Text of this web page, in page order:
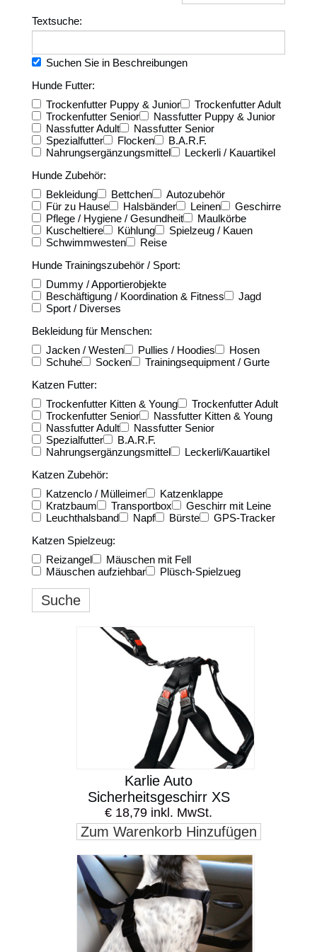
Textsuche:
Suchen Sie in Beschreibungen
Hunde Futter:
Trockenfutter Puppy & Junior
Trockenfutter Adult
Trockenfutter Senior
Nassfutter Puppy & Junior
Nassfutter Adult
Nassfutter Senior
Spezialfutter
Flocken
B.A.R.F.
Nahrungsergänzungsmittel
Leckerli / Kauartikel
Hunde Zubehör:
Bekleidung
Bettchen
Autozubehör
Für zu Hause
Halsbänder Leinen
Geschirre
Pflege / Hygiene / Gesundheit
Maulkörbe
Kuscheltiere
Kühlung
Spielzeug / Kauen
Schwimmwesten
Reise
Hunde Trainingszubehör / Sport:
Dummy / Apportierobjekte
Beschäftigung / Koordination & Fitness
Jagd
Sport / Diverses
Bekleidung für Menschen:
Jacken / Westen
Pullies / Hoodies
Hosen
Schuhe
Socken
Trainingsequipment / Gurte
Katzen Futter:
Trockenfutter Kitten & Young
Trockenfutter Adult
Trockenfutter Senior
Nassfutter Kitten & Young
Nassfutter Adult
Nassfutter Senior
Spezialfutter
B.A.R.F.
Nahrungsergänzungsmittel
Leckerli/Kauartikel
Katzen Zubehör:
Katzenclo / Mülleimer
Katzenklappe
Kratzbaum
Transportbox
Geschirr mit Leine
Leuchthalsband
Napf Bürste
GPS-Tracker
Katzen Spielzeug:
Reizangel
Mäuschen mit Fell
Mäuschen aufziehbar
Plüsch-Spielzueg
Suche
Karlie Auto
Sicherheitsgeschirr XS
€ 18,79 inkl. MwSt.
Zum Warenkorb Hinzufügen